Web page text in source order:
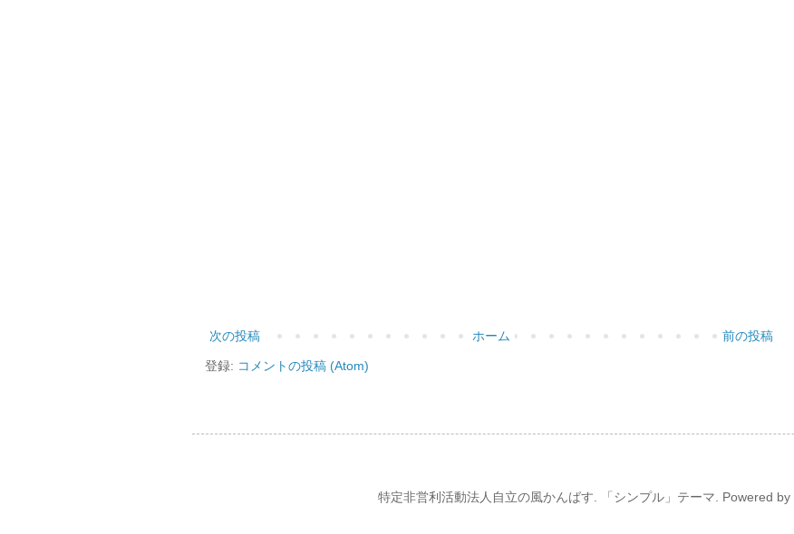
次の投稿 前の投稿
ホーム
登録: コメントの投稿 (Atom)
特定非営利活動法人自立の風かんばす. 「シンプル」テーマ. Powered by